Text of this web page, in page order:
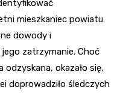
mieszkaniec powiatu
dowody i
zatrzymanie. Choć
odzyskana, okazało się,
doprowadziło śledczych